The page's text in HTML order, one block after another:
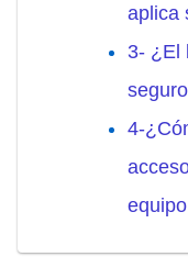
aplica
3- ¿El
4-